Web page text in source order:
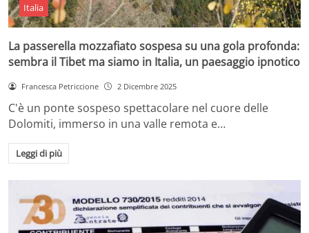
Italia
La passerella mozzafiato sospesa su una gola profonda:
sembra il Tibet ma siamo in Italia, un paesaggio ipnotico
Francesca Petriccione 2 Dicembre 2025
C'è un ponte sospeso spettacolare nel cuore delle
Dolomiti, immerso in una valle remota e…
Leggi di più